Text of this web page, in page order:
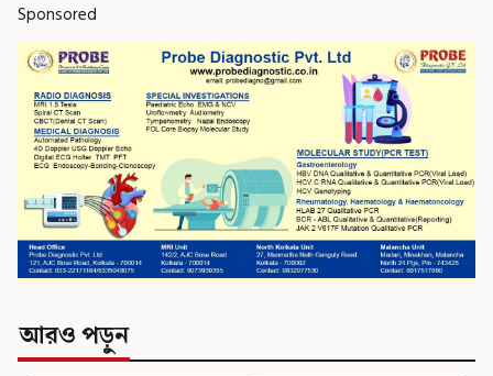
Sponsored
আরও পড়ুন